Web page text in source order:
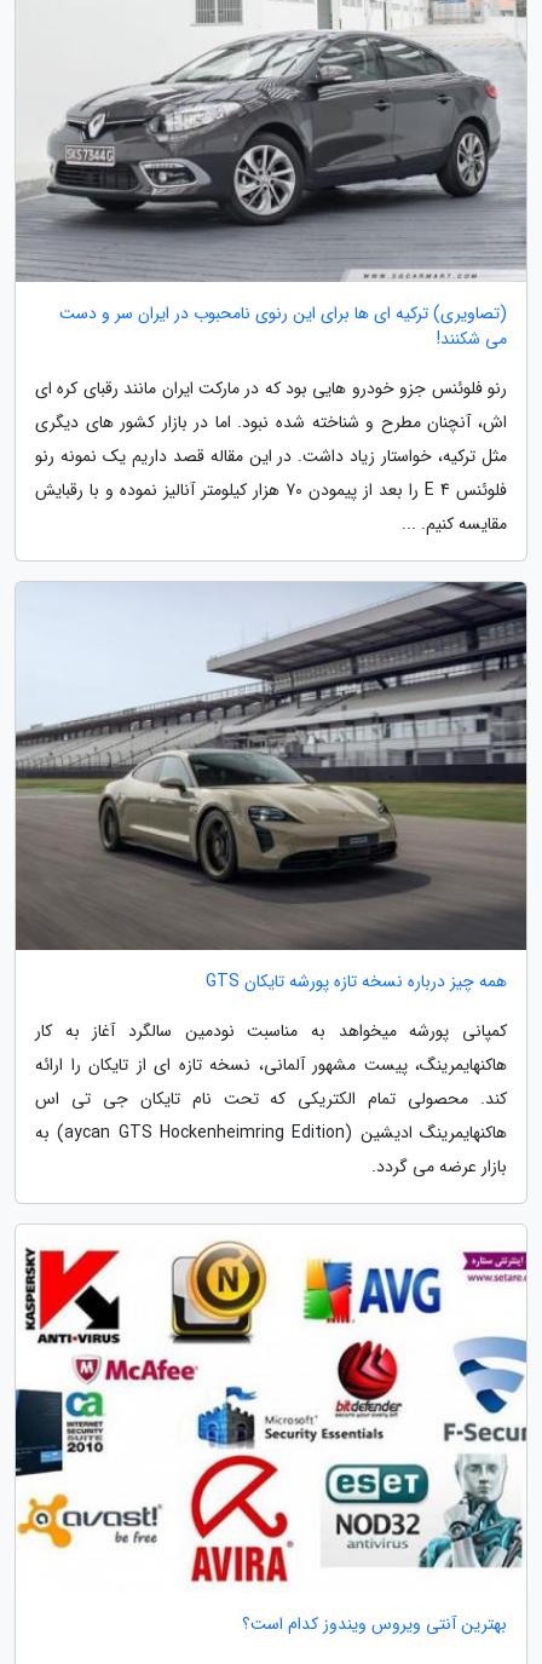
(تصاویری) ترکیه ای ها برای این رنوی نامحبوب در ایران سر و دست
می شکنند!
رنو فلوئنس جزو خودرو هایی بود که در مارکت ایران مانند رقبای کره ای
اش، آنچنان مطرح و شناخته شده نبود. اما در بازار کشور های دیگری
مثل ترکیه، خواستار زیاد داشت. در این مقاله قصد داریم یک نمونه رنو
فلوئنس E 4 را بعد از پیمودن 70 هزار کیلومتر آنالیز نموده و با رقبایش
مقایسه کنیم. ...
همه چیز درباره نسخه تازه پورشه تایکان GTS
کمپانی پورشه میخواهد به مناسبت نودمین سالگرد آغاز به کار
هاکنهایمرینگ، پیست مشهور آلمانی، نسخه تازه ای از تایکان را ارائه
کند. محصولی تمام الکتریکی که تحت نام تایکان جی تی اس
هاکنهایمرینگ ادیشین (aycan GTS Hockenheimring Edition) به
بازار عرضه می گردد.
بهترین آنتی ویروس ویندوز کدام است؟